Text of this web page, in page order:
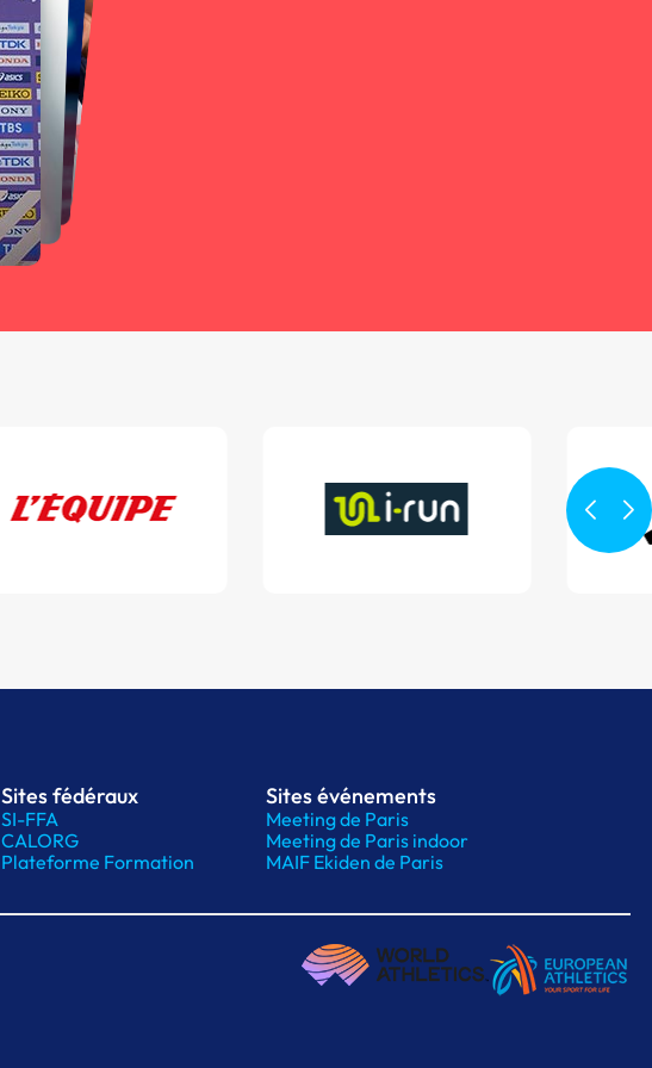
Sites fédéraux
SI-FFA
CALORG
Plateforme Formation
Sites événements
Meeting de Paris
Meeting de Paris indoor
MAIF Ekiden de Paris